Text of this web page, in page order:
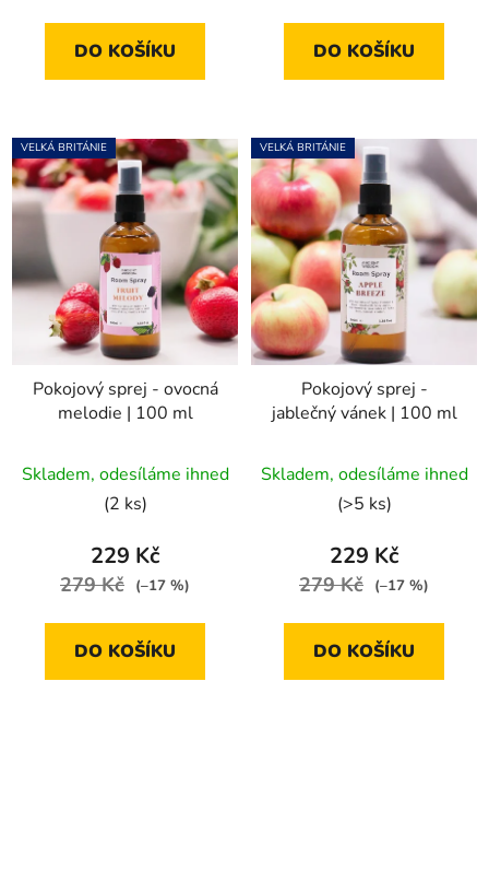
hvězdiček.
DO KOŠÍKU DO KOŠÍKU
VELKÁ BRITÁNIE
Pokojový sprej - ovocná
melodie | 100 ml
Skladem, odesíláme ihned
(2 ks)
229 Kč
279 Kč (–17 %)
DO KOŠÍKU
VELKÁ BRITÁNIE
Pokojový sprej -
jablečný vánek | 100 ml
Skladem, odesíláme ihned
(>5 ks)
229 Kč
279 Kč (–17 %)
DO KOŠÍKU